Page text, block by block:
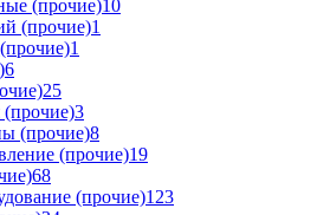
(прочие)10
(прочие)1
1
6
25
(прочие)3
(прочие)8
(прочие)19
68
(прочие)123